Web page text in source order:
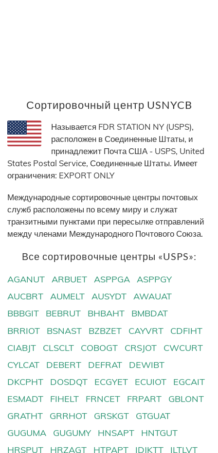
Сортировочный центр USNYCB
Называется FDR STATION NY (USPS),
расположен в Соединенные Штаты, и
принадлежит Почта США - USPS, United
States Postal Service, Соединенные Штаты. Имеет
ограничения: EXPORT ONLY
Международные сортировочные центры почтовых
служб расположены по всему миру и служат
транзитными пунктами при пересылке отправлений
между членами Международного Почтового Союза.
Все сортировочные центры «USPS»:
AGANUT ARBUET ASPPGA
ASPPGY
AUCBRT
AUMELT AUSYDT
AWAUAT
BBBGIT
BEBRUT BHBAHT
BMBDAT
BRRIOT
BSNAST BZBZET CAYVRT
CDFIHT
CIABJT
CLSCLT COBOGT CRSJOT
CWCURT
CYLCAT
DEBERT DEFRAT
DEWIBT
DKCPHT
DOSDQT ECGYET ECUIOT
EGCAIT
ESMADT
FIHELT FRNCET FRPART
GBLONT
GRATHT
GRRHOT GRSKGT
GTGUAT
GUGUMA
GUGUMY HNSAPT
HNTGUT
HRSPUT
HRZAGT HTPAPT IDJKTT ILTLVT